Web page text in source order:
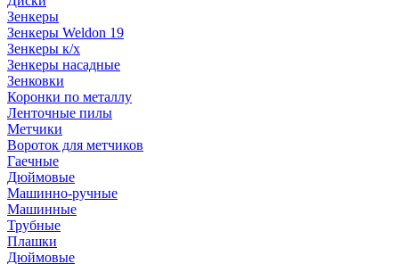
Зенкеры
Зенкеры Weldon 19
Зенкеры к/х
Зенкеры насадные
Зенковки
Коронки по металлу
Ленточные пилы
Метчики
Вороток для метчиков
Гаечные
Дюймовые
Машинно-ручные
Машинные
Трубные
Плашки
Дюймовые